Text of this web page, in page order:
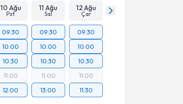
10 Ağu
Pzt
11 Ağu
Sal
12 Ağu
Çar
09:30
10:00
10:30
11:00
12:00
09:30
10:00
10:30
11:00
13:00
09:30
10:00
10:30
11:00
11:30